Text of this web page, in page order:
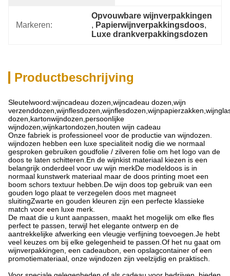
Markeren:
Opvouwbare wijnverpakkingen
, Papierwijnverpakkingsdoos,
Luxe drankverpakkingsdozen
Productbeschrijving
Sleutelwoord:wijncadeau dozen,wijncadeau dozen,wijn
dozen,kartonwijndozen,persoonlijke
wijndozen,wijnkartondozen,houten wijn cadeau
Onze fabriek is professioneel voor de productie van wijndozen.
wijndozen hebben een luxe specialiteit nodig die we normaal
gesproken gebruiken goudfolie / zilveren folie om het logo van de
doos te laten schitteren.En de wijnkist materiaal kiezen is een
belangrijk onderdeel voor uw wijn merkDe modeldoos is in
normaal kunstwerk materiaal maar de doos printing moet een
boom schors textuur hebben.De wijn doos top gebruik van een
gouden logo plaat te verzegelen doos met magneet
sluitingZwarte en gouden kleuren zijn een perfecte klassieke
match voor een luxe merk.
De maat die u kunt aanpassen, maakt het mogelijk om elke fles
perfect te passen, terwijl het elegante ontwerp en de
aantrekkelijke afwerking een vleugje verfijning toevoegen.Je hebt
veel keuzes om bij elke gelegenheid te passen.Of het nu gaat om
wijnverpakkingen, een cadeaubon, een opslagcontainer of een
promotiemateriaal, onze wijndozen zijn veelzijdig en praktisch.